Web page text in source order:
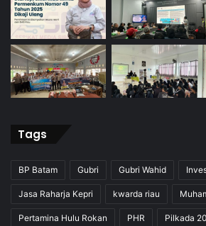
Tags
BP Batam Gubri Gubri Wahid
Jasa Raharja Kepri kwarda riau
Pertamina Hulu Rokan PHR Pilkada